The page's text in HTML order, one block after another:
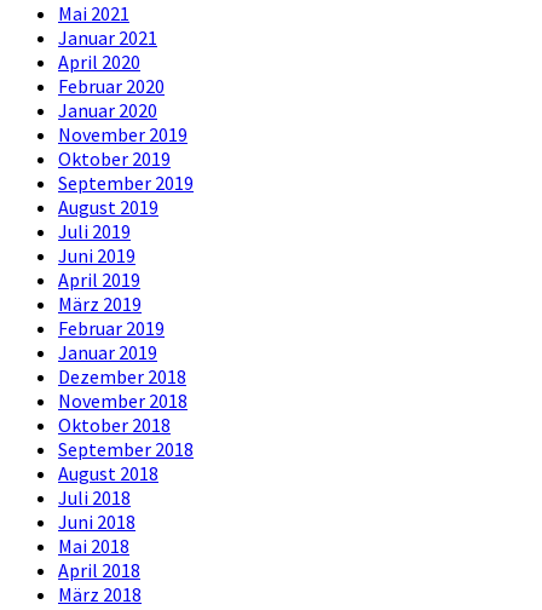
Mai 2021
Januar 2021
April 2020
Februar 2020
Januar 2020
November 2019
Oktober 2019
September 2019
August 2019
Juli 2019
Juni 2019
April 2019
März 2019
Februar 2019
Januar 2019
Dezember 2018
November 2018
Oktober 2018
September 2018
August 2018
Juli 2018
Juni 2018
Mai 2018
April 2018
März 2018